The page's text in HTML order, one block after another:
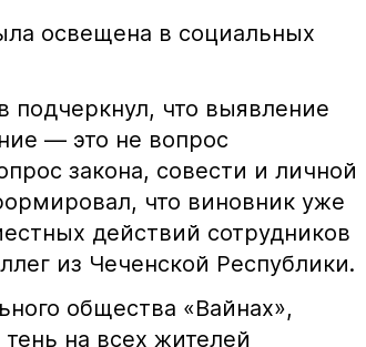
освещена в социальных
что выявление
— это не вопрос
закона, совести и личной
что виновник уже
действий сотрудников
из Чеченской Республики.
общества «Вайнах»,
на всех жителей